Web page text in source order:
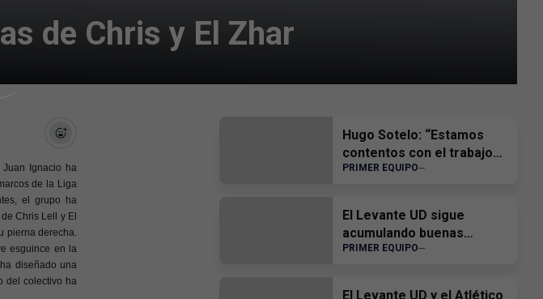
de Chris y El Zhar
Juan Ignacio ha
de la Liga
el grupo ha
Chris Lell y El
pierna derecha.
esguince en la
diseñado una
del colectivo ha
Hugo Sotelo: “Estamos
contentos con el trabajo
del equipo”
PRIMER EQUIPO
El Levante UD sigue
acumulando buenas
sensaciones
PRIMER EQUIPO
El Levante UD y el Atlético